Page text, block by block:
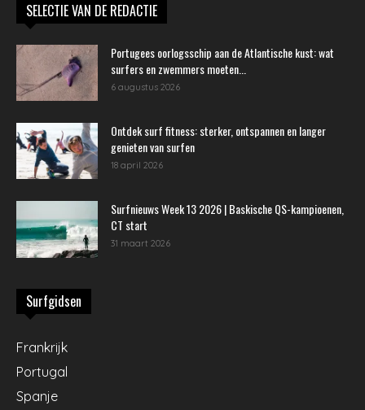
SELECTIE VAN DE REDACTIE
Portugees oorlogsschip aan de Atlantische kust: wat
surfers en zwemmers moeten...
6 augustus 2026
Ontdek surf fitness: sterker, ontspannen en langer
genieten van surfen
18 april 2026
Surfnieuws Week 13 2026 | Baskische QS-kampioenen,
CT start
31 maart 2026
Surfgidsen
Frankrijk
Portugal
Spanje